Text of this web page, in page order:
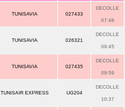
TUNISAVIA 027433
DECOLLE
07:48
TUNISAVIA 026321
DECOLLE
09:45
TUNISAVIA 027435
DECOLLE
09:59
TUNISAIR EXPRESS UG204
DECOLLE
10:37